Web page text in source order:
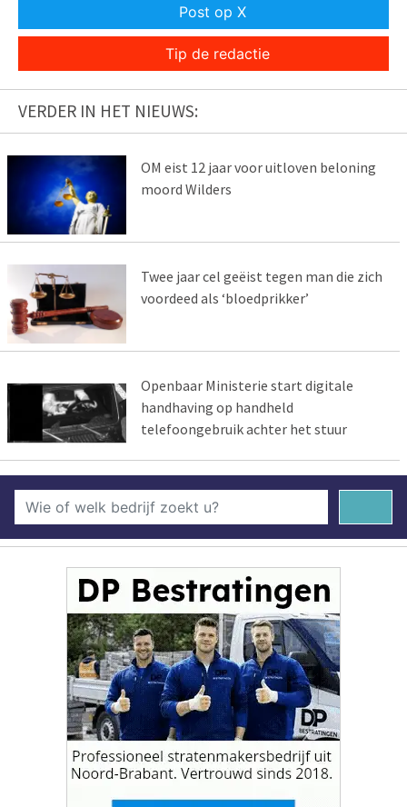
Post op X
Tip de redactie
VERDER IN HET NIEUWS:
OM eist 12 jaar voor uitloven beloning
moord Wilders
Twee jaar cel geëist tegen man die zich
voordeed als ‘bloedprikker’
Openbaar Ministerie start digitale
handhaving op handheld
telefoongebruik achter het stuur